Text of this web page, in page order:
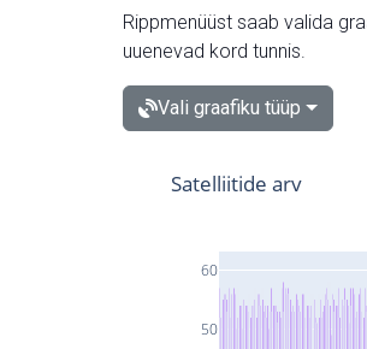
Rippmenüüst saab valida
uuenevad kord tunnis.
Vali graafiku tüüp
50
60
Satelliitide arv